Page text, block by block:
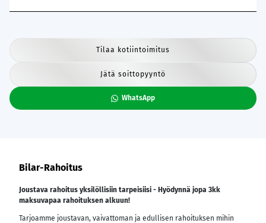
Tilaa kotiintoimitus
Jätä soittopyyntö
WhatsApp
Bilar-Rahoitus
Joustava rahoitus yksilöllisiin tarpeisiisi - Hyödynnä jopa 3kk
maksuvapaa rahoituksen alkuun!
Tarjoamme joustavan, vaivattoman ja edullisen rahoituksen mihin